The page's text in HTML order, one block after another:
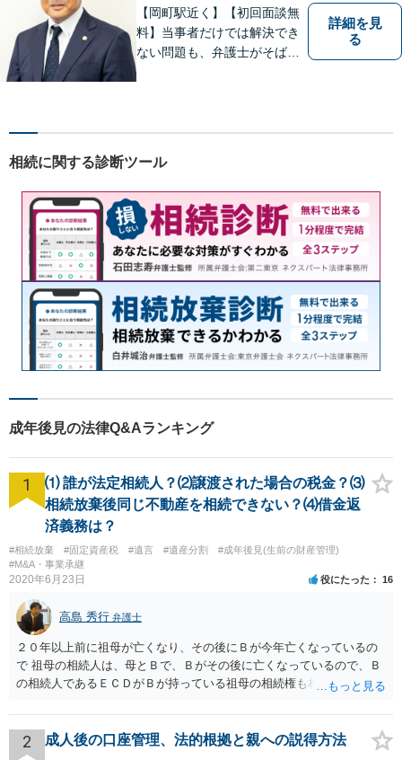
歩3分】
【岡町駅近く】【初回面談無
料】当事者だけでは解決でき
ない問題も、弁護士がそばに
交通事故／企業法務など、幅
対応可能】まずはお気軽にご
連絡ください。
詳細を見
る
相続に関する診断ツール
成年後見の法律Q&Aランキング
1
⑴ 誰が法定相続人？⑵譲渡された場合の税金？⑶
相続放棄後同じ不動産を相続できない？⑷借金返
済義務は？
#相続放棄 #固定資産税 #遺言 #遺産分割
#成年後見(生前の財産管理)
#M&A・事業承継
2020年6月23日 役にたった 16
高島 秀行 弁護士
２０年以上前に祖母が亡くなり、その後にＢが今年亡くなっているの
で 祖母の相続人は、母とＢで、Ｂがその後に亡くなっているので、Ｂ
の相続人であるＥＣＤがＢが持っている祖母の相続権も相続すること
Ｅも行う必要があります。 Ｂの配偶者であるＥは常にＢの相続人とな
ります。
2 成人後の口座管理、法的根拠と親への説得方法